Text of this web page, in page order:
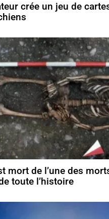
crée un jeu de
mort de l’une des
toute l’histoire